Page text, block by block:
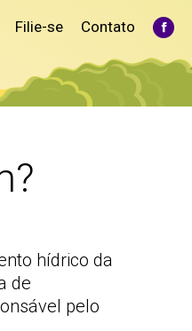
Filie-se Contato
hídrico da
de
pelo